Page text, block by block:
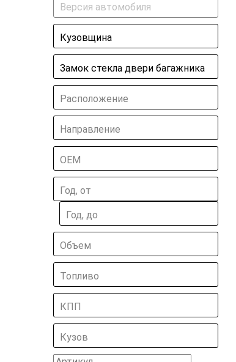
Версия автомобиля
Кузовщина
Замок стекла двери багажника
Расположение
Направление
ОЕМ
Год, от
Год, до
Объем
Топливо
КПП
Кузов